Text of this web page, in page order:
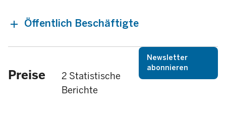
Öffentlich Beschäftigte
Preise
2 Statistische
Berichte
Newsletter
abonnieren